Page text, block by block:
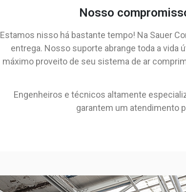
Nosso
Estamos nisso há bastante tempo! Na Sauer
entrega. Nosso suporte abrange toda a
máximo proveito de seu sistema de ar
Engenheiros e técnicos altamente
garantem um atendimento